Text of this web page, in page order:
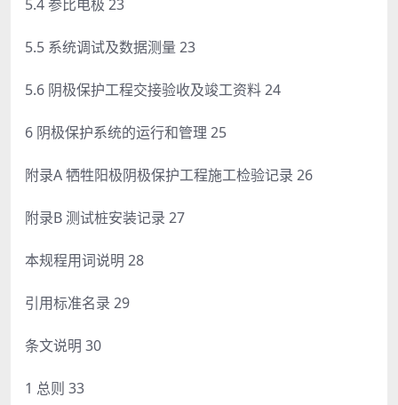
5.4 参比电极 23
5.5 系统调试及数据测量 23
5.6 阴极保护工程交接验收及竣工资料 24
6 阴极保护系统的运行和管理 25
附录A 牺牲阳极阴极保护工程施工检验记录 26
附录B 测试桩安装记录 27
本规程用词说明 28
引用标准名录 29
条文说明 30
1 总则 33